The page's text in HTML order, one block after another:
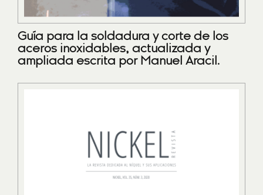
Guía para la soldadura y corte de los
aceros inoxidables, actualizada y
ampliada escrita por Manuel Aracil.